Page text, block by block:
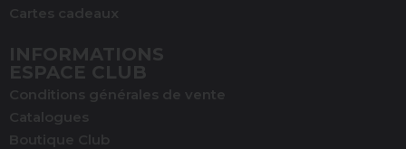
Cartes cadeaux
INFORMATIONS
ESPACE CLUB
Conditions générales de vente
Catalogues
Boutique Club